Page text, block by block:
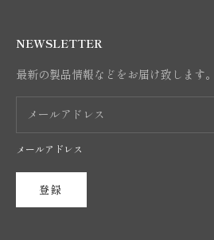
NEWSLETTER
最新の製品情報などをお届け致します。
メールアドレス
登録